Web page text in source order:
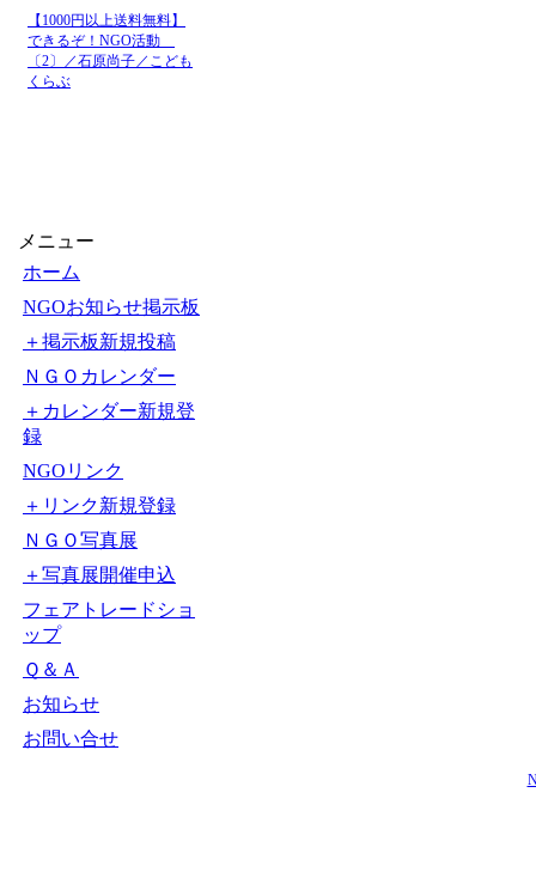
【1000円以上送料無料】
できるぞ！NGO活動
〔2〕／石原尚子／こども
くらぶ
メニュー
ホーム
NGOお知らせ掲示板
＋掲示板新規投稿
ＮＧＯカレンダー
＋カレンダー新規登
録
NGOリンク
＋リンク新規登録
ＮＧＯ写真展
＋写真展開催申込
フェアトレードショ
ップ
Ｑ＆Ａ
お知らせ
お問い合せ